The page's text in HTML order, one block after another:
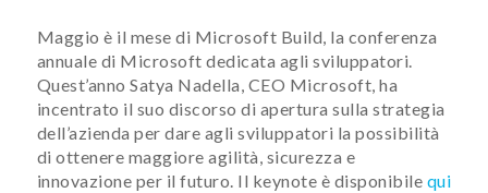
Maggio è il mese di Microsoft Build, la conferenza
annuale di Microsoft dedicata agli sviluppatori.
Quest’anno Satya Nadella, CEO Microsoft, ha
incentrato il suo discorso di apertura sulla strategia
dell’azienda per dare agli sviluppatori la possibilità
di ottenere maggiore agilità, sicurezza e
innovazione per il futuro. Il keynote è disponibile qui